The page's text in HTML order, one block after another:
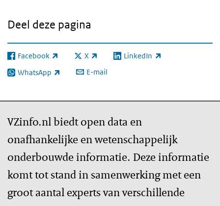
Deel deze pagina
Facebook
(externe link) X
(externe link) LinkedIn
(externe link)
WhatsApp
(externe link) E-mail
VZinfo.nl biedt open data en
onafhankelijke en wetenschappelijk
onderbouwde informatie. Deze informatie
komt tot stand in samenwerking met een
groot aantal experts van verschillende